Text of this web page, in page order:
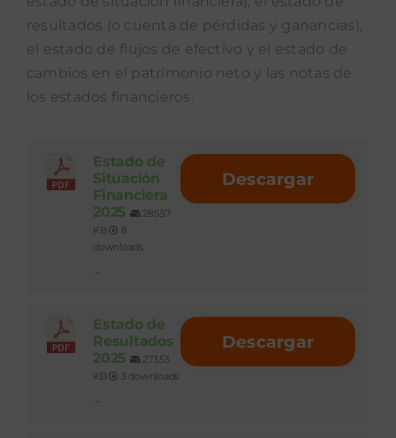
resultados (o cuenta de pérdidas y ganancias),
el estado de flujos de efectivo y el estado de
cambios en el patrimonio neto y las notas de
los estados financieros.
Estado de
Situación
Financiera
2025
285.57
KB
8
downloads
...
Descargar
Estado de
Resultados
2025
273.53
KB
3 downloads
...
Descargar